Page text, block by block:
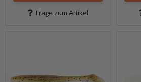
Frage zum Artikel